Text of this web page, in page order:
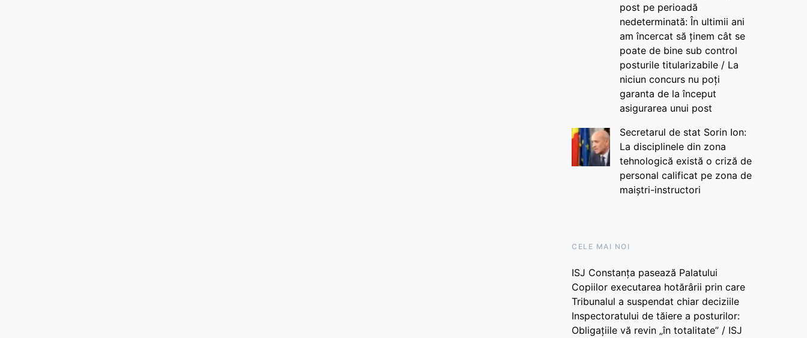
post pe perioadă
nedeterminată: În ultimii ani
am încercat să ținem cât se
poate de bine sub control
posturile titularizabile / La
niciun concurs nu poți
garanta de la început
asigurarea unui post
Secretarul de stat Sorin Ion:
La disciplinele din zona
tehnologică există o criză de
personal calificat pe zona de
maiștri-instructori
CELE MAI NOI
ISJ Constanța pasează Palatului
Copiilor executarea hotărârii prin care
Tribunalul a suspendat chiar deciziile
Inspectoratului de tăiere a posturilor:
Obligațiile vă revin „în totalitate” / ISJ